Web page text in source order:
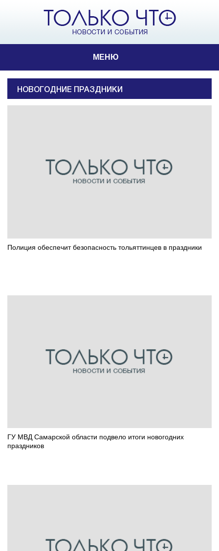
МЕНЮ
НОВОГОДНИЕ ПРАЗДНИКИ
Полиция обеспечит безопасность тольяттинцев в праздники
ГУ МВД Самарской области подвело итоги новогодних
праздников